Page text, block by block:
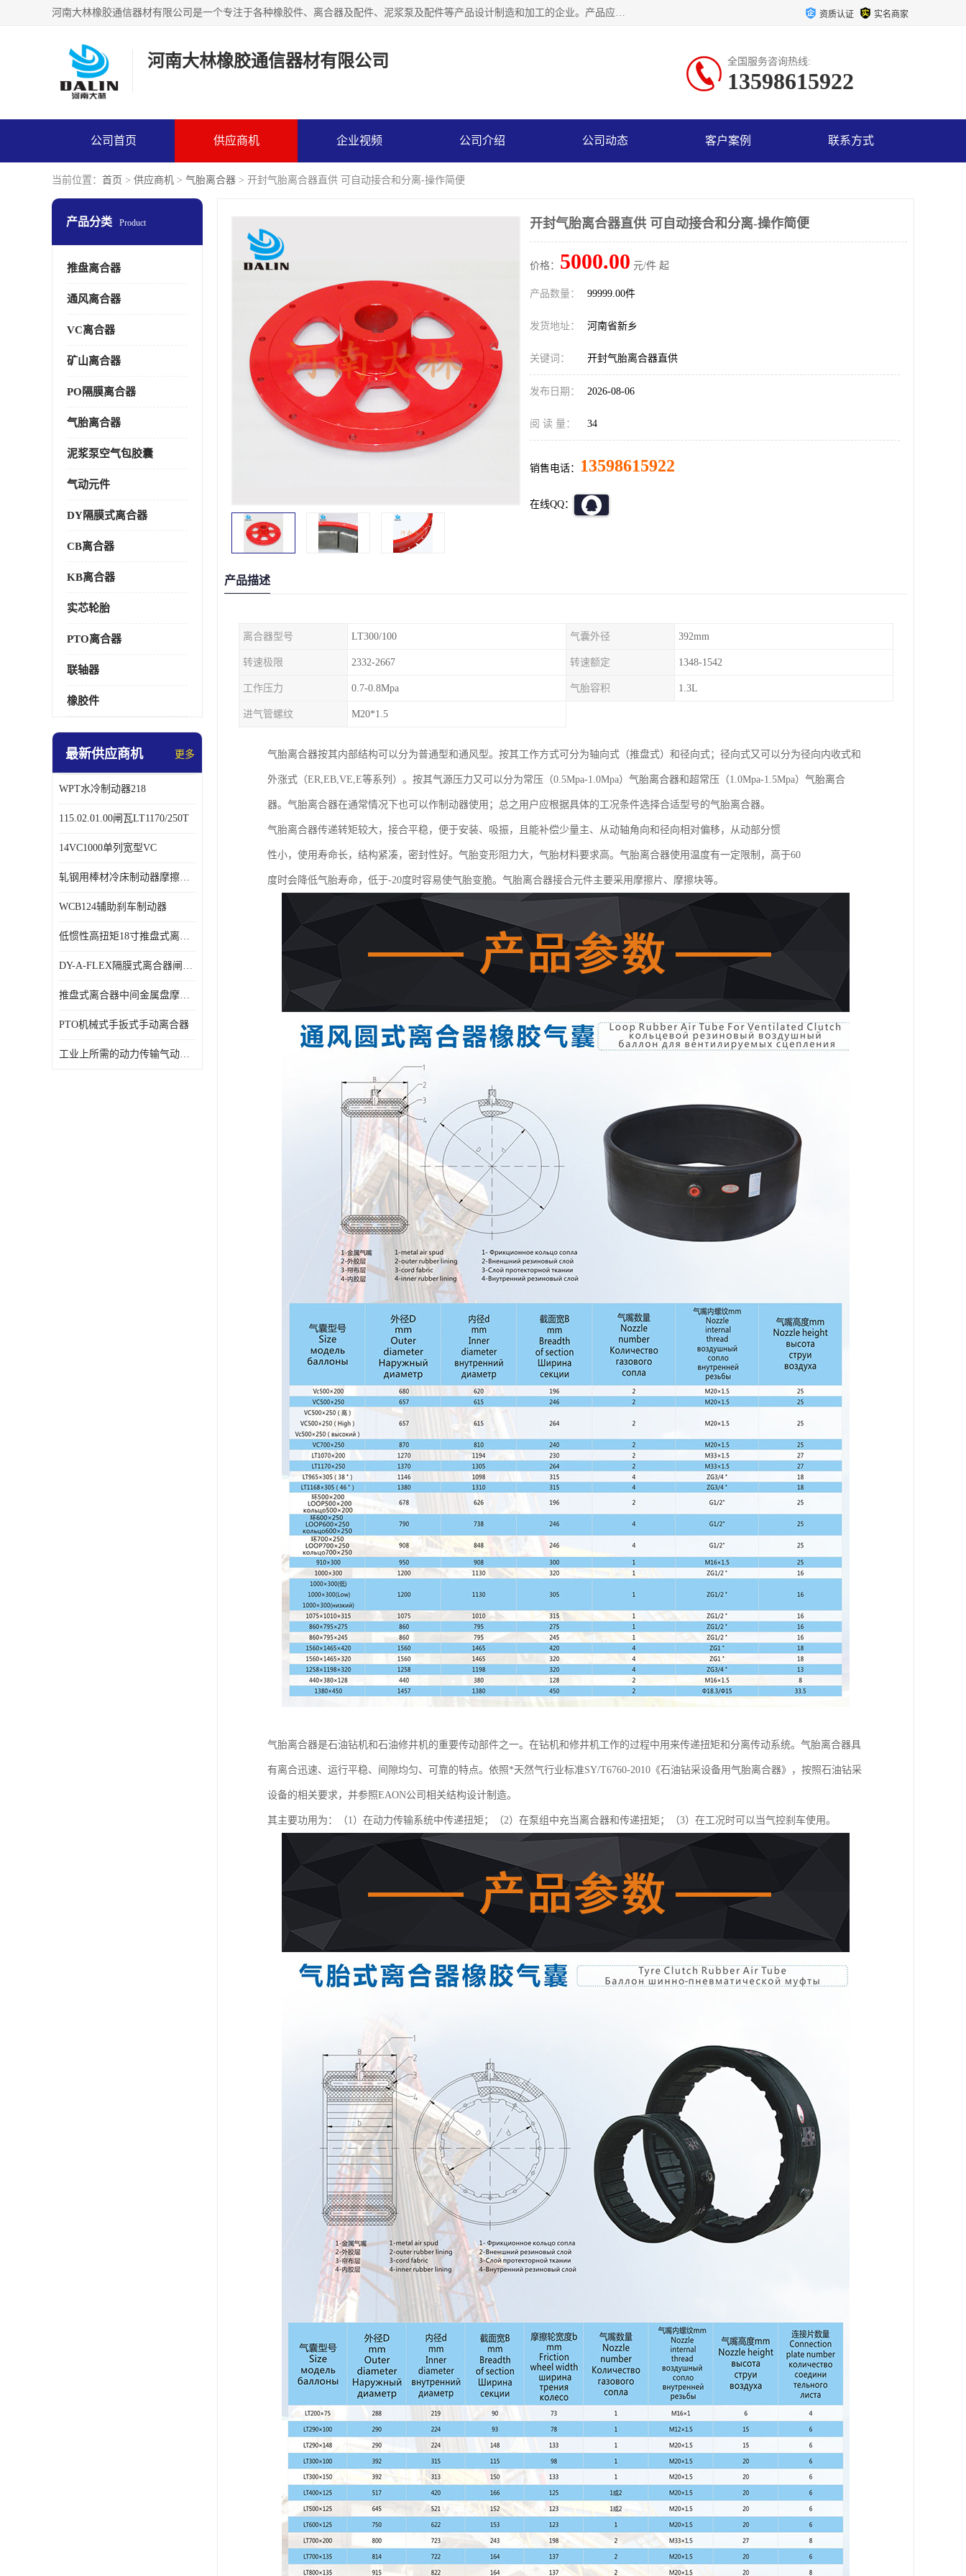
河南大林橡胶通信器材有限公司是一个专注于各种橡胶件、离合器及配件、泥浆泵及配件等产品设计制造和加工的企业。产品应用于矿山、冶金、石油、钢铁、化工、水泥、船舶、造纸、通用机械等各种大功率机械传动或制动装置。 资质认证 实名商家
河南大林橡胶通信器材有限公司 全国服务咨询热线:
13598615922
公司首页 供应商机 企业视频 公司介绍 公司动态 客户案例 联系方式
当前位置： 首页 > 供应商机 > 气胎离合器 > 开封气胎离合器直供 可自动接合和分离-操作简便
产品分类 Product
推盘离合器
通风离合器
VC离合器
矿山离合器
PO隔膜离合器
气胎离合器
泥浆泵空气包胶囊
气动元件
DY隔膜式离合器
CB离合器
KB离合器
实芯轮胎
PTO离合器
联轴器
橡胶件
最新供应商机 更多
WPT水冷制动器218
115.02.01.00闸瓦LT1170/250T
14VC1000单列宽型VC
轧钢用棒材冷床制动器摩擦片218
WCB124辅助刹车制动器
低惯性高扭矩18寸推盘式离合器中心盘齿盘W18-11-101
DY-A-FLEX隔膜式离合器闸瓦总成7015125A
推盘式离合器中间金属盘摩擦盘18寸
PTO机械式手扳式手动离合器
工业上所需的动力传输气动离合器WCB424
开封气胎离合器直供 可自动接合和分离-操作简便
价格： 5000.00 元/件 起
产品数量： 99999.00件
发货地址： 河南省新乡
关键词： 开封气胎离合器直供
发布日期： 2026-08-06
阅 读 量： 34
销售电话： 13598615922
在线QQ：
产品描述
离合器型号 LT300/100 气囊外径 392mm
转速极限 2332-2667 转速额定 1348-1542
工作压力 0.7-0.8Mpa 气胎容积 1.3L
进气管螺纹 M20*1.5
气胎离合器按其内部结构可以分为普通型和通风型。按其工作方式可分为轴向式（推盘式）和径向式；径向式又可以分为径向内收式和
外涨式（ER,EB,VE,E等系列）。按其气源压力又可以分为常压（0.5Mpa-1.0Mpa）气胎离合器和超常压（1.0Mpa-1.5Mpa）气胎离合
器。气胎离合器在通常情况下也可以作制动器使用；总之用户应根据具体的工况条件选择合适型号的气胎离合器。
气胎离合器传递转矩较大，接合平稳，便于安装、吸振，且能补偿少量主、从动轴角向和径向相对偏移，从动部分惯
性小，使用寿命长，结构紧凑，密封性好。气胎变形阻力大，气胎材料要求高。气胎离合器使用温度有一定限制，高于60
度时会降低气胎寿命，低于-20度时容易使气胎变脆。气胎离合器接合元件主要采用摩擦片、摩擦块等。
气胎离合器是石油钻机和石油修井机的重要传动部件之一。在钻机和修井机工作的过程中用来传递扭矩和分离传动系统。气胎离合器具
有离合迅速、运行平稳、间隙均匀、可靠的特点。依照*天然气行业标准SY/T6760-2010《石油钻采设备用气胎离合器》，按照石油钻采
设备的相关要求，并参照EAON公司相关结构设计制造。
其主要功用为：（1）在动力传输系统中传递扭矩；（2）在泵组中充当离合器和传递扭矩；（3）在工况时可以当气控刹车使用。